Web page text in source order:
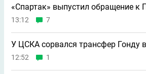
«Спартак» выпустил обращение к
13:12 7
У ЦСКА сорвался трансфер Гонду
12:52 1